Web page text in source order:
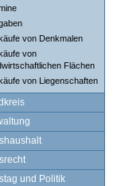
von Denkmalen
von
Flächen
von Liegenschaften
und Politik